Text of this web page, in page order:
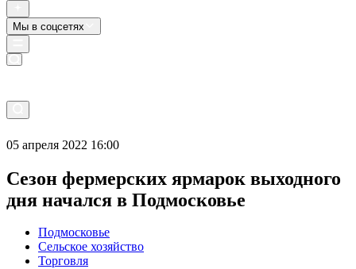
Мы в соцсетях
05 апреля 2022 16:00
Сезон фермерских ярмарок выходного
дня начался в Подмосковье
Подмосковье
Сельское хозяйство
Торговля